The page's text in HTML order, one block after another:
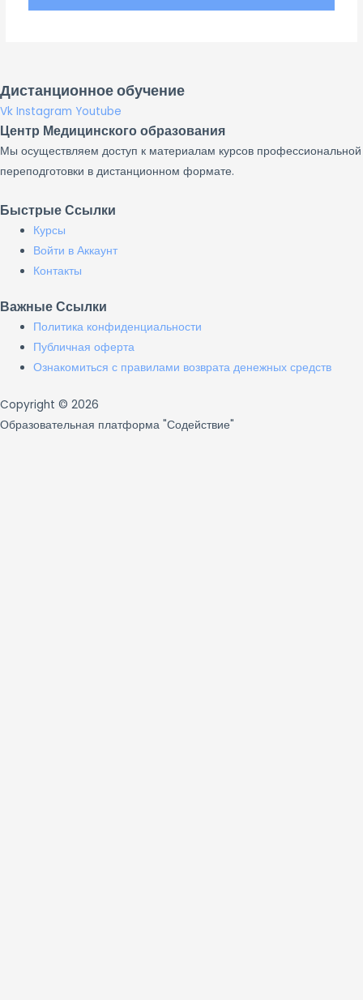
Дистанционное обучение
Vk Instagram Youtube
Центр Медицинского образования
Мы осуществляем доступ к материалам курсов профессиональной
переподготовки в дистанционном формате.
Быстрые Ссылки
Курсы
Войти в Аккаунт
Контакты
Важные Ссылки
Политика конфиденциальности
Публичная оферта
Ознакомиться с правилами возврата денежных средств
Copyright © 2026
Образовательная платформа "Содействие"